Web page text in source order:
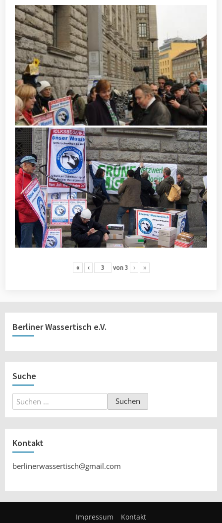
« ‹ von 3 › »
Berliner Wassertisch e.V.
Suche
Suchen
nach:
Kontakt
berlinerwassertisch@gmail.com
Impressum Kontakt